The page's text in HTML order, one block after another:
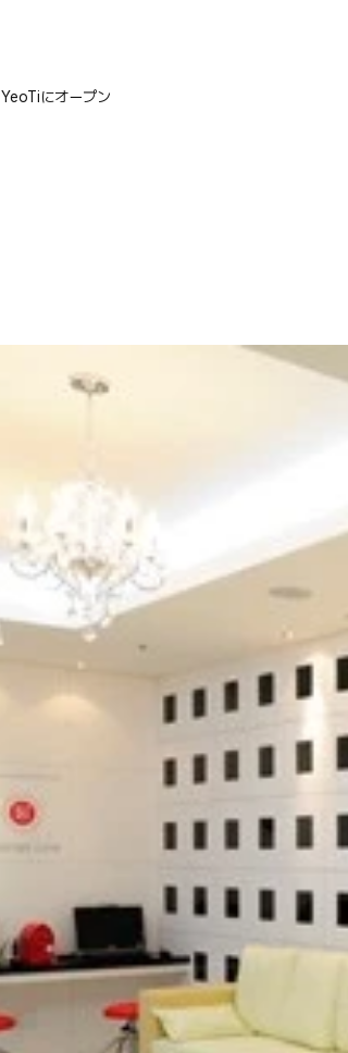
YeoTiにオープン